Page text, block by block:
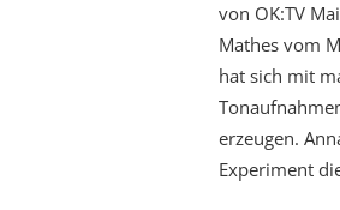
von OK:TV
Mathes vom
hat sich mit
erzeugen.
Experiment